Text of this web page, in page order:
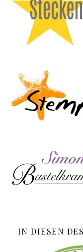
IN DIESEN